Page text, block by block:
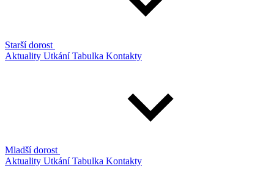
Starší dorost
Aktuality UtkáníTabulka Kontakty
Mladší dorost
Aktuality UtkáníTabulka Kontakty